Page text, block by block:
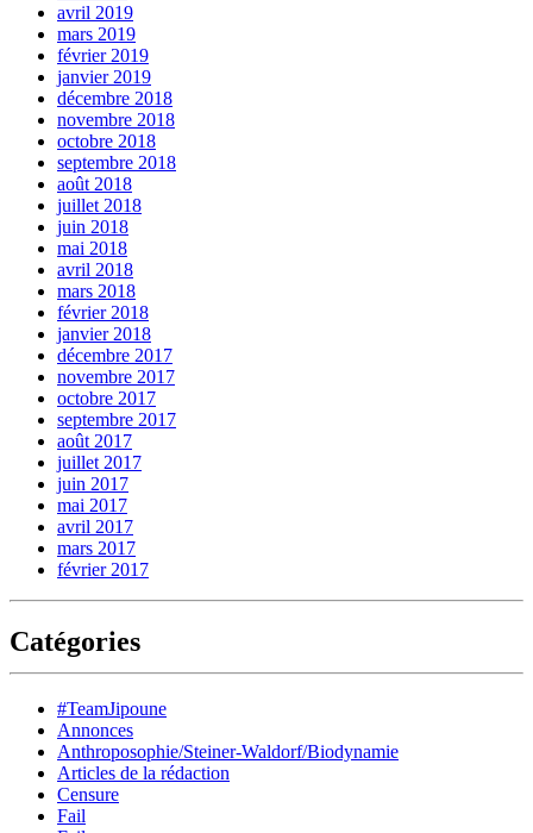
avril 2019
mars 2019
février 2019
janvier 2019
décembre 2018
novembre 2018
octobre 2018
septembre 2018
août 2018
juillet 2018
juin 2018
mai 2018
avril 2018
mars 2018
février 2018
janvier 2018
décembre 2017
novembre 2017
octobre 2017
septembre 2017
août 2017
juillet 2017
juin 2017
mai 2017
avril 2017
mars 2017
février 2017
Catégories
#TeamJipoune
Annonces
Anthroposophie/Steiner-Waldorf/Biodynamie
Articles de la rédaction
Censure
Fail